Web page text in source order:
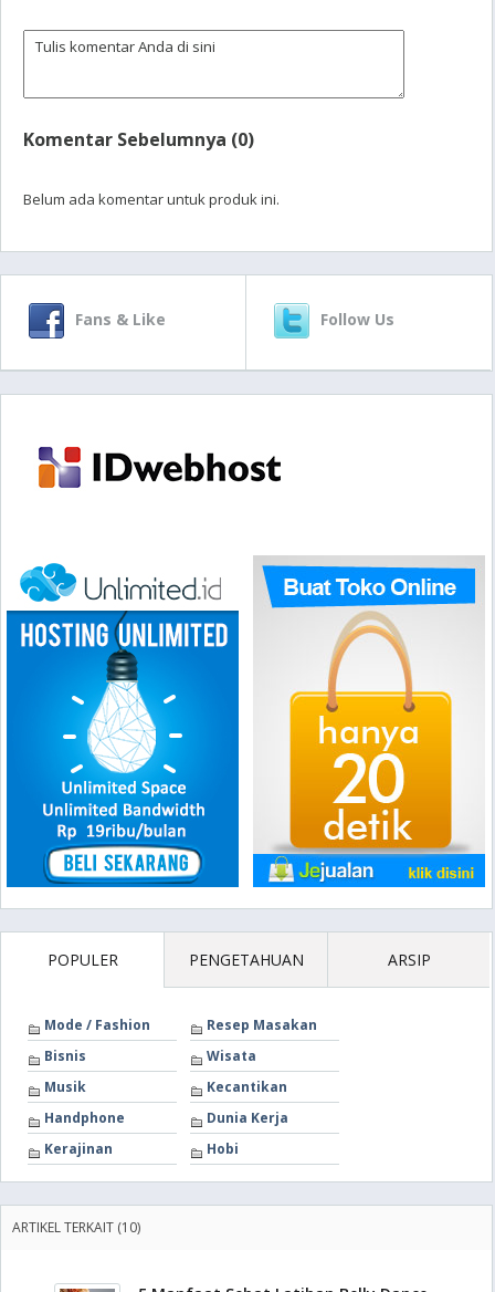
Komentar Sebelumnya (0)
Belum ada komentar untuk produk ini.
Fans & Like Follow Us
POPULER PENGETAHUAN ARSIP
Mode / Fashion
Resep Masakan
Bisnis
Wisata
Musik
Kecantikan
Handphone
Dunia Kerja
Kerajinan
Hobi
ARTIKEL TERKAIT (10)